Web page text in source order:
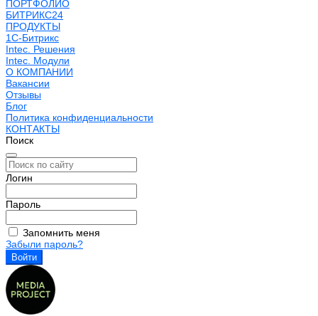
ПОРТФОЛИО
БИТРИКС24
ПРОДУКТЫ
1С-Битрикс
Intec. Решения
Intec. Модули
О КОМПАНИИ
Вакансии
Отзывы
Блог
Политика конфиденциальности
КОНТАКТЫ
Поиск
Логин
Пароль
Запомнить меня
Забыли пароль?